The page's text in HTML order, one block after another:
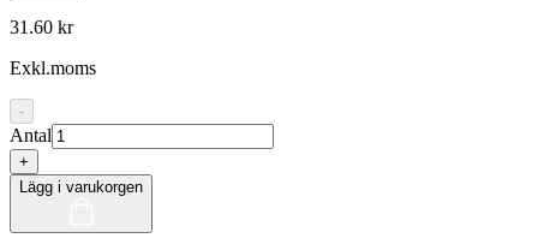
31.60 kr
Exkl.moms
-
Antal
+
Lägg i varukorgen